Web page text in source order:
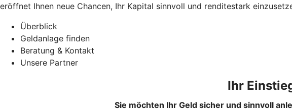
eröffnet Ihnen neue Chancen, Ihr Kapital sinnvoll und renditestark
Überblick
Geldanlage finden
Beratung & Kontakt
Unsere Partner
Ihr
Sie möchten Ihr Geld sicher und sinnvoll